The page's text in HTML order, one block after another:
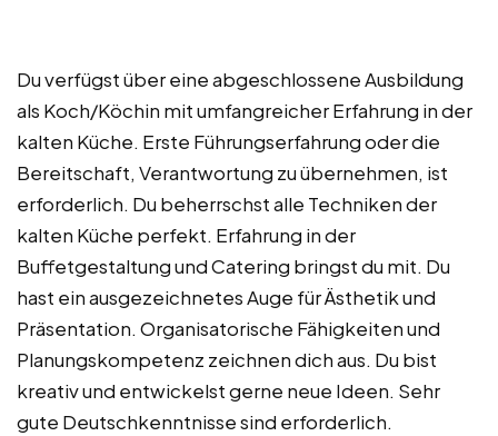
Du verfügst über eine abgeschlossene Ausbildung
als Koch/Köchin mit umfangreicher Erfahrung in der
kalten Küche. Erste Führungserfahrung oder die
Bereitschaft, Verantwortung zu übernehmen, ist
erforderlich. Du beherrschst alle Techniken der
kalten Küche perfekt. Erfahrung in der
Buffetgestaltung und Catering bringst du mit. Du
hast ein ausgezeichnetes Auge für Ästhetik und
Präsentation. Organisatorische Fähigkeiten und
Planungskompetenz zeichnen dich aus. Du bist
kreativ und entwickelst gerne neue Ideen. Sehr
gute Deutschkenntnisse sind erforderlich.